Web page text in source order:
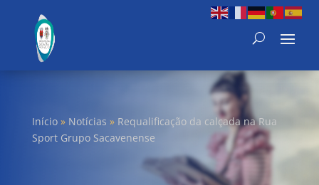
Início» Notícias » Requalificação da calçada na Rua
Sport Grupo Sacavenense